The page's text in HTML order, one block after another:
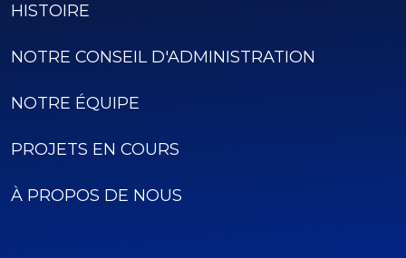
HISTOIRE
NOTRE CONSEIL D'ADMINISTRATION
NOTRE ÉQUIPE
PROJETS EN COURS
À PROPOS DE NOUS